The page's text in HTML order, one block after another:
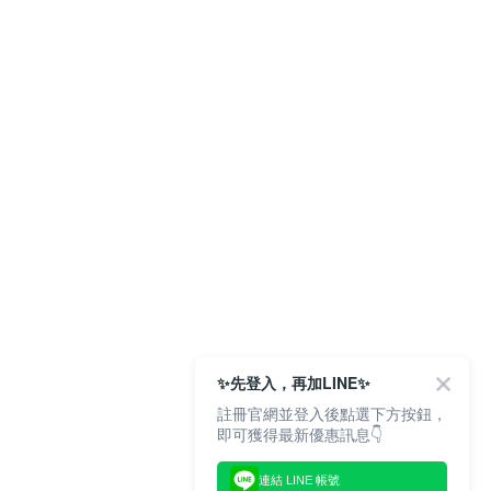
✨先登入，再加LINE✨
註冊官網並登入後點選下方按鈕，
即可獲得最新優惠訊息👇
連結 LINE 帳號